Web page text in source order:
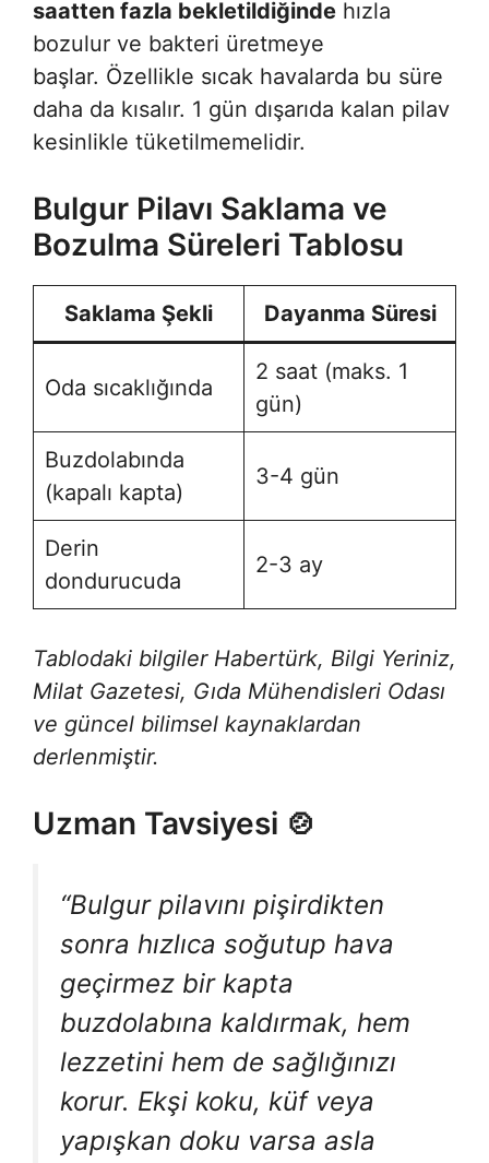
saatten fazla bekletildiğinde hızla
bozulur ve bakteri üretmeye
başlar. Özellikle sıcak havalarda bu süre
daha da kısalır. 1 gün dışarıda kalan pilav
kesinlikle tüketilmemelidir.
Bulgur Pilavı Saklama ve
Bozulma Süreleri Tablosu
Saklama Şekli Dayanma Süresi
Oda sıcaklığında
2 saat (maks. 1
gün)
Buzdolabında
(kapalı kapta)
3-4 gün
Derin
dondurucuda
2-3 ay
Tablodaki bilgiler Habertürk, Bilgi Yeriniz,
Milat Gazetesi, Gıda Mühendisleri Odası
ve güncel bilimsel kaynaklardan
derlenmiştir.
Uzman Tavsiyesi 🍲
“Bulgur pilavını pişirdikten
sonra hızlıca soğutup hava
geçirmez bir kapta
buzdolabına kaldırmak, hem
lezzetini hem de sağlığınızı
korur. Ekşi koku, küf veya
yapışkan doku varsa asla